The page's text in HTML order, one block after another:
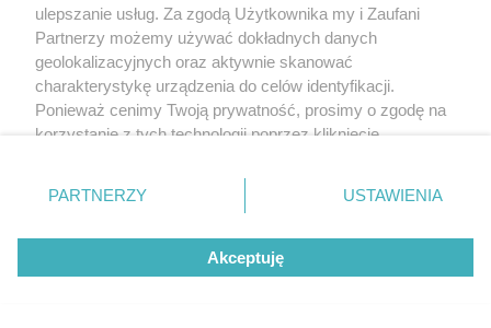
ulepszanie usług. Za zgodą Użytkownika my i Zaufani
Partnerzy możemy używać dokładnych danych
geolokalizacyjnych oraz aktywnie skanować
charakterystykę urządzenia do celów identyfikacji.
Ponieważ cenimy Twoją prywatność, prosimy o zgodę na
korzystanie z tych technologii poprzez kliknięcie
zmienić/wycofać klikając przycisk ustawień prywatności
znajdujący się w lewym dolnym rogu strony
rodzaje przetwarzania danych nie wymagają zgody
użytkownika, ale masz prawo sprzeciwić się takiemu
przetwarzaniu. Preferencje będą miały zastosowanie tylko
PARTNERZY USTAWIENIA
Akceptuję